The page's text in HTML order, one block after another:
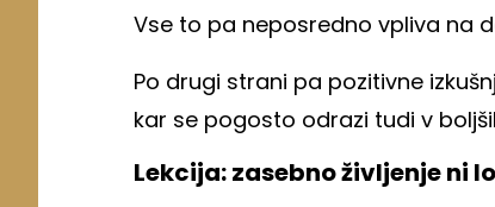
Vse to pa neposredno vpliva na
Po drugi strani pa pozitivne
kar se pogosto odrazi tudi v
Lekcija: zasebno življenje ni